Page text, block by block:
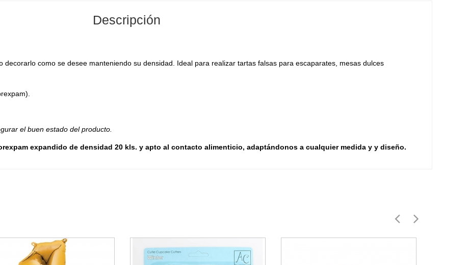
Descripción
decorarlo como se desee manteniendo su densidad. Ideal para realizar tartas falsas para escaparates, mesas dulces
el buen estado del producto.
expandido de densidad 20 kls. y apto al contacto alimenticio, adaptándonos a cualquier medida y y diseño.